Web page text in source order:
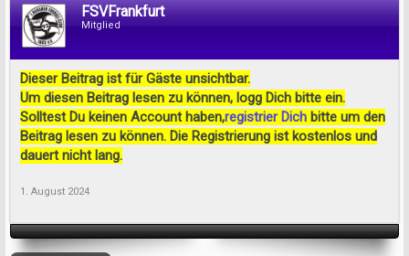
FSVFrankfurt
Mitglied
Dieser Beitrag ist für Gäste unsichtbar.
Um diesen Beitrag lesen zu können, logg Dich bitte ein.
Solltest Du keinen Account haben,registrier Dich bitte um den
Beitrag lesen zu können. Die Registrierung ist kostenlos und
dauert nicht lang.
1. August 2024